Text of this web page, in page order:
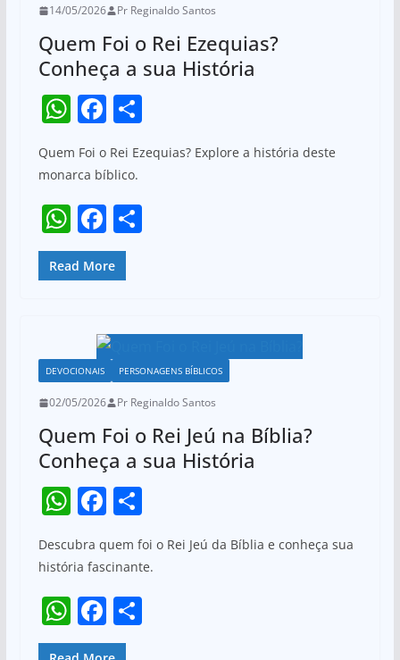
14/05/2026 Pr Reginaldo Santos
Quem Foi o Rei Ezequias?
Conheça a sua História
W
at
s
A
p
p
F
c
e
b
o
o
S
ar
Quem Foi o Rei Ezequias? Explore a história deste
monarca bíblico.
W
h
at
p
p
F
a
c
b
o
o
k
S
Read More
DEVOCIONAIS PERSONAGENS BÍBLICOS
02/05/2026 Pr Reginaldo Santos
Quem Foi o Rei Jeú na Bíblia?
Conheça a sua História
W
h
at
s
A
p
F
c
e
b
o
S
h
ar
Descubra quem foi o Rei Jeú da Bíblia e conheça sua
história fascinante.
W
h
F
a
S